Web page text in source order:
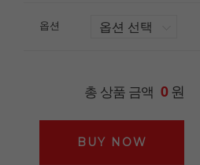
옵션
총 상품 금액 0원
BUY NOW